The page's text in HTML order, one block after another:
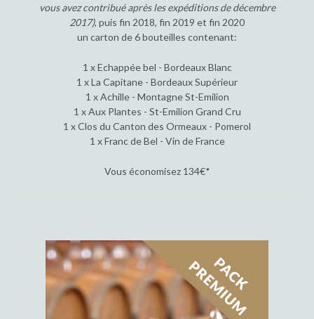
vous avez contribué après les expéditions de décembre
2017), puis fin 2018, fin 2019 et fin 2020
un carton de 6 bouteilles contenant:
1 x Echappée bel - Bordeaux Blanc
1 x La Capitane - Bordeaux Supérieur
1 x Achille - Montagne St-Emilion
1 x Aux Plantes - St-Emilion Grand Cru
1 x Clos du Canton des Ormeaux - Pomerol
1 x Franc de Bel - Vin de France
Vous économisez 134€*